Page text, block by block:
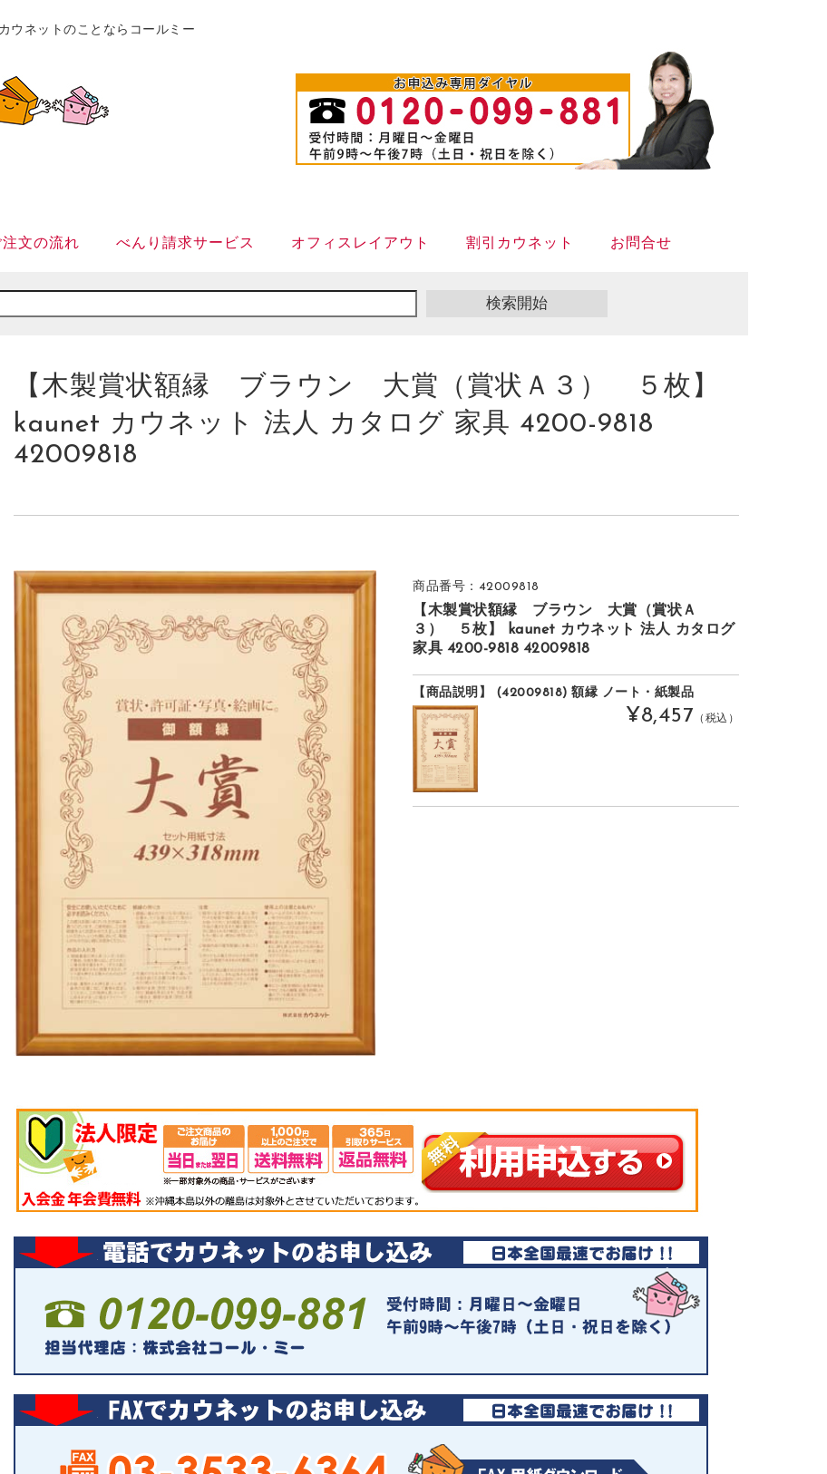
ウネットのことならコールミー
注文の流れ べんり請求サービス オフィスレイアウト 割引カウネット お問合せ
【木製賞状額縁 ブラウン 大賞（賞状Ａ３） ５枚】
kaunet カウネット 法人 カタログ 家具 4200-9818
42009818
商品番号：42009818
【木製賞状額縁 ブラウン 大賞（賞状Ａ
３） ５枚】 kaunet カウネット 法人 カタログ
家具 4200-9818 42009818
【商品説明】 (42009818) 額縁 ノート・紙製品
¥8,457 （税込）